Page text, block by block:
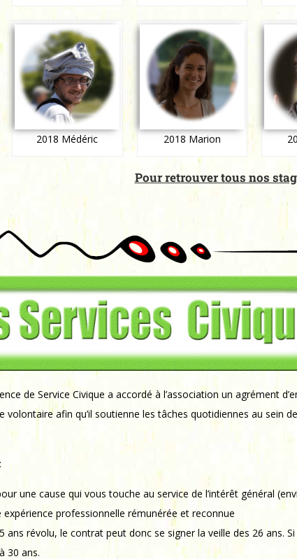
2018 Médéric 2018 Marion
Pour retrouver tous nos
de Service Civique a accordé à l’association un agrément
afin qu’il soutienne les tâches quotidiennes au sein
une cause qui vous touche au service de l’intérêt général
expérience professionnelle rémunérée et reconnue
ans révolu, le contrat peut donc se signer la veille des 26 ans.
30 ans.